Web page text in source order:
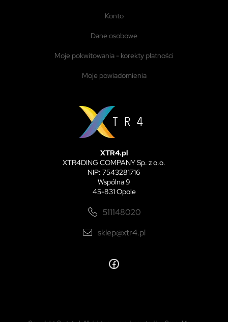
konto
dane osobowe
moje pokwitowania - korekty płatności
moje powiadomienia
XTR4.pl
XTR4DING COMPANY Sp. z o.o.
NIP: 7543281716
Wspólna 9
45-831 Opole
511148020
sklep@xtr4.pl